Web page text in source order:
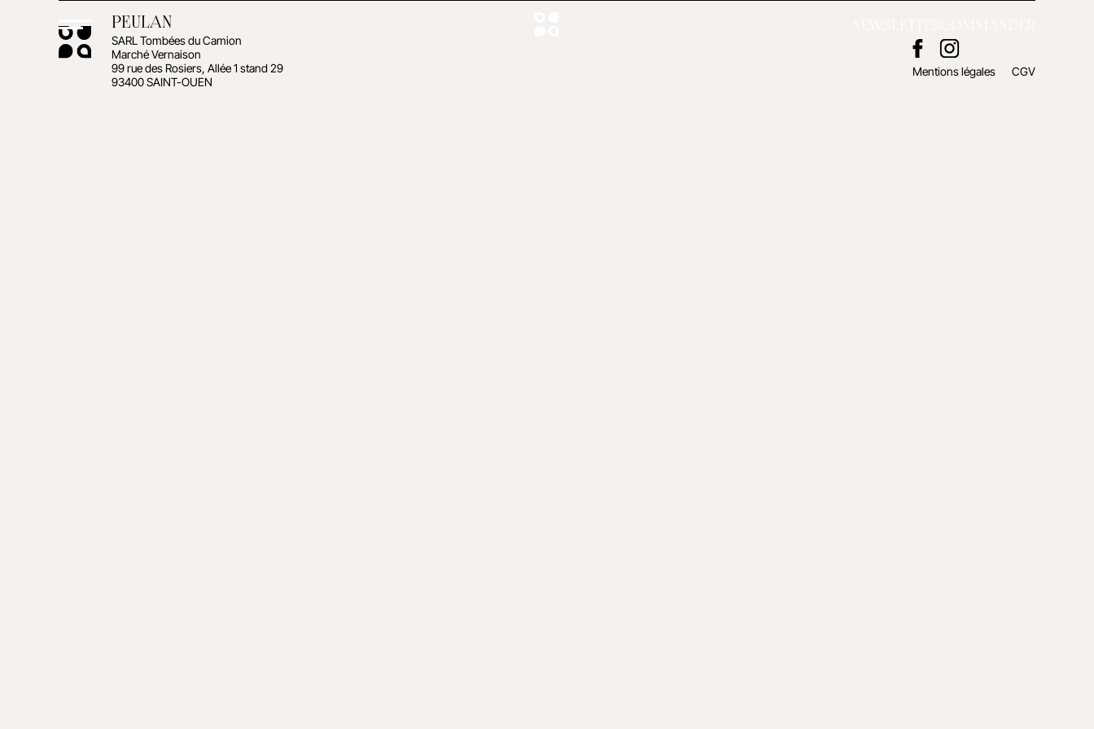
PEULAN
SARL Tombées du Camion
Marché Vernaison
99 rue des Rosiers, Allée 1 stand 29
93400 SAINT-OUEN
Mentions légales CGV